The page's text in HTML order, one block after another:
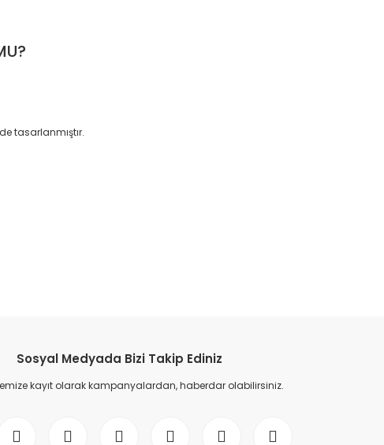
tasarlanmıştır.
Sosyal Medyada Bizi Takip Ediniz
kayıt olarak kampanyalardan, haberdar olabilirsiniz.